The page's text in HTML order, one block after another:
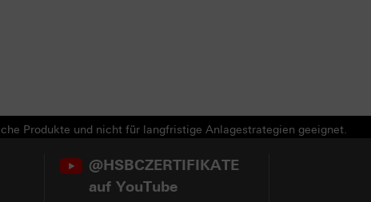
Produkte und nicht für langfristige Anlagestrategien geeignet.
@HSBCZERTIFIKATE
auf YouTube